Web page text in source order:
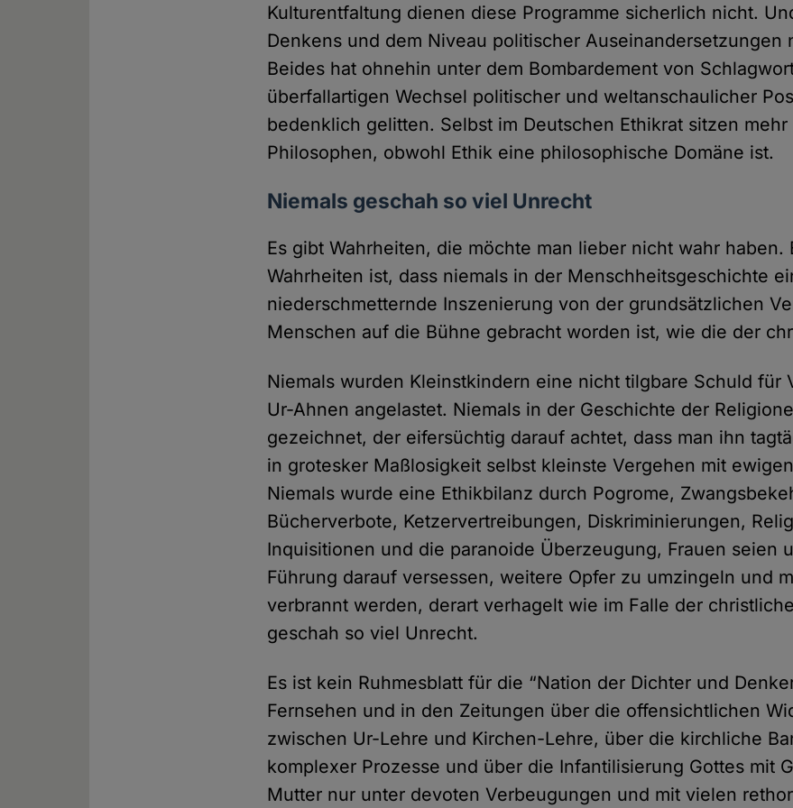
Kulturentfaltung dienen diese Programme sicherlich nicht.
Denkens und dem Niveau politischer Auseinandersetzungen
Beides hat ohnehin unter dem Bombardement von
überfallartigen Wechsel politischer und weltanschaulicher
bedenklich gelitten. Selbst im Deutschen Ethikrat sitzen
Philosophen, obwohl Ethik eine philosophische Domäne ist.
Niemals geschah so viel Unrecht
Es gibt Wahrheiten, die möchte man lieber nicht wahr haben.
Wahrheiten ist, dass niemals in der Menschheitsgeschichte
niederschmetternde Inszenierung von der grundsätzlichen
Menschen auf die Bühne gebracht worden ist, wie die der
Niemals wurden Kleinstkindern eine nicht tilgbare Schuld für
Ur-Ahnen angelastet. Niemals in der Geschichte der
gezeichnet, der eifersüchtig darauf achtet, dass man ihn
in grotesker Maßlosigkeit selbst kleinste Vergehen mit
Niemals wurde eine Ethikbilanz durch Pogrome,
Bücherverbote, Ketzervertreibungen, Diskriminierungen,
Inquisitionen und die paranoide Überzeugung, Frauen seien
Führung darauf versessen, weitere Opfer zu umzingeln und
verbrannt werden, derart verhagelt wie im Falle der
geschah so viel Unrecht.
Es ist kein Ruhmesblatt für die “Nation der Dichter und
Fernsehen und in den Zeitungen über die offensichtlichen
zwischen Ur-Lehre und Kirchen-Lehre, über die kirchliche
komplexer Prozesse und über die Infantilisierung Gottes mit
Mutter nur unter devoten Verbeugungen und mit vielen